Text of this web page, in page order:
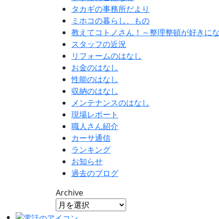
タカギの事務所だより
ミホコの暮らし、もの
教えてコトノさん！～整理整頓が好きに
スタッフの近況
リフォームのはなし
お金のはなし
性能のはなし
収納のはなし
メンテナンスのはなし
現場レポート
職人さん紹介
カーサ通信
ランキング
お知らせ
過去のブログ
Archive